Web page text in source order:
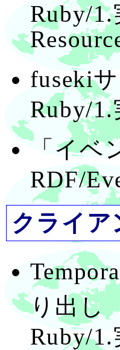
Ruby/
fuseki
Ruby/
「イベ
RDF/
クライア
り出し
Ruby/